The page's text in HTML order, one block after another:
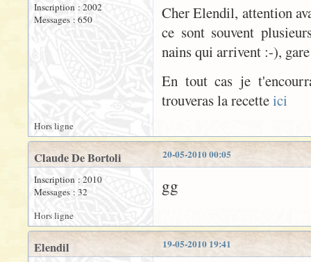
Inscription : 2002
Messages : 650
Cher Elendil, attention
ce sont souvent
nains qui arrivent :-),
En tout cas je
trouveras la recetteici
Hors ligne
20-05-2010 00:05
Claude De Bortoli
Inscription : 2010
Messages : 32
gg
Hors ligne
19-05-2010 19:41
Elendil